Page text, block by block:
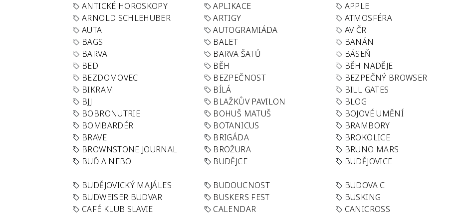
ANTICKÉ HOROSKOPY
APLIKACE APPLE
ARNOLD SCHLEHUBER
ARTIGY ATMOSFÉRA
AUTA
AUTOGRAMIÁDA AV ČR
BAGS
BALET BANÁN
BARVA
BARVA ŠATŮ BÁSEŇ
BED
BĚH BĚH NADĚJE
BEZDOMOVEC
BEZPEČNOST BEZPEČNÝ BROWSER
BIKRAM
BÍLÁ BILL GATES
BJJ
BLAŽKŮV PAVILON BLOG
BOBRONUTRIE
BOHUŠ MATUŠ BOJOVÉ UMĚNÍ
BOMBARDÉR
BOTANICUS BRAMBORY
BRAVE
BRIGÁDA BROKOLICE
BROWNSTONE JOURNAL
BROŽURA BRUNO MARS
BUĎ A NEBO
BUDĚJCE BUDĚJOVICE
BUDĚJOVICKÝ MAJÁLES
BUDOUCNOST BUDOVA C
BUDWEISER BUDVAR
BUSKERS FEST BUSKING
CAFÉ KLUB SLAVIE
CALENDAR CANICROSS